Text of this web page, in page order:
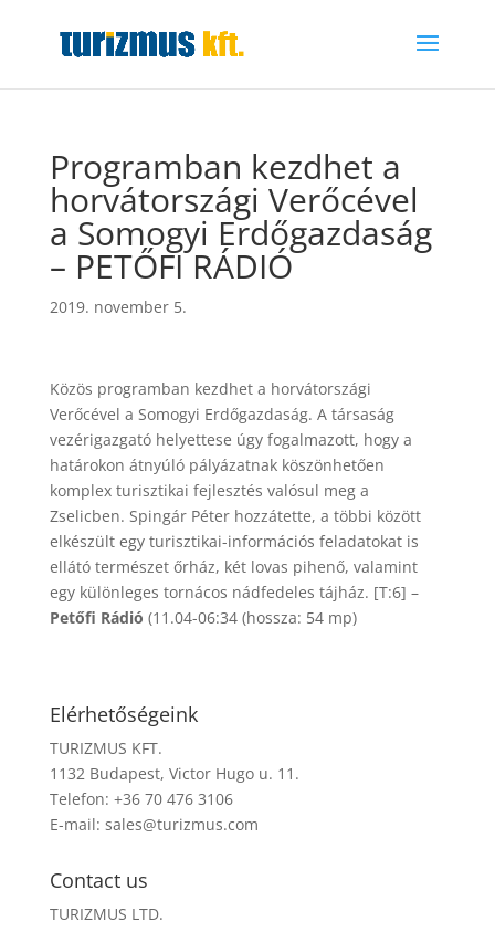
Programban kezdhet a
horvátországi Verőcével
a Somogyi Erdőgazdaság
– PETŐFI RÁDIÓ
2019. november 5.
Közös programban kezdhet a horvátországi
Verőcével a Somogyi Erdőgazdaság. A társaság
vezérigazgató helyettese úgy fogalmazott, hogy a
határokon átnyúló pályázatnak köszönhetően
komplex turisztikai fejlesztés valósul meg a
Zselicben. Spingár Péter hozzátette, a többi között
elkészült egy turisztikai-információs feladatokat is
ellátó természet őrház, két lovas pihenő, valamint
egy különleges tornácos nádfedeles tájház. [T:6] –
Petőfi Rádió (11.04-06:34 (hossza: 54 mp)
Elérhetőségeink
TURIZMUS KFT.
1132 Budapest, Victor Hugo u. 11.
Telefon: +36 70 476 3106
E-mail: sales@turizmus.com
Contact us
TURIZMUS LTD.